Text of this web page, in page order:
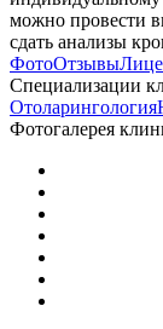
можно провести
сдать анализы
ФотоОтзывы
Специализации
Отоларингология
Фотогалерея